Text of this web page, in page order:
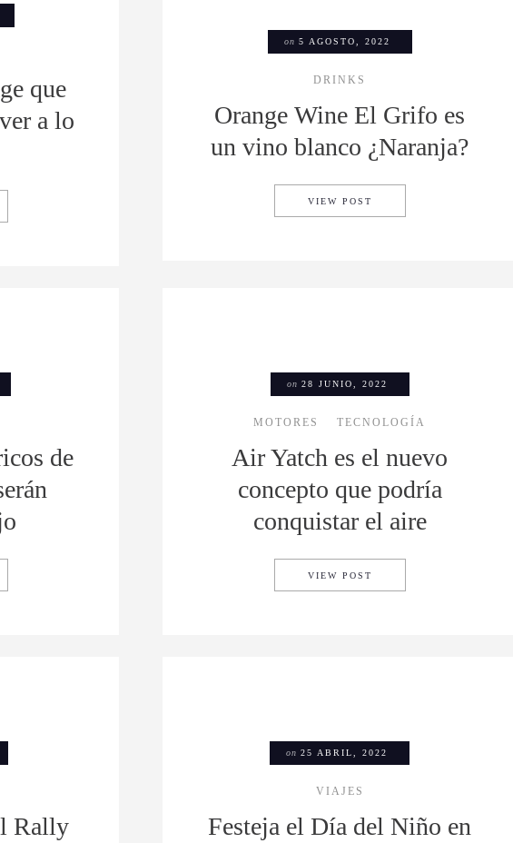
que
a lo
VINTAGE QUE TE HARÁN DESEAR VOLVER A LO ANALÓGICO
on 5 AGOSTO, 2022
DRINKS
Orange Wine El Grifo es
un vino blanco ¿Naranja?
VIEW POST
de
PALACIOS HISTÓRICOS DE ARABIA SAUDITA SERÁN HOTELES DE LUJO
on 28 JUNIO, 2022
MOTORES TECNOLOGÍA
Air Yatch es el nuevo
concepto que podría
conquistar el aire
VIEW POST
Rally
on 25 ABRIL, 2022
VIAJES
Festeja el Día del Niño en